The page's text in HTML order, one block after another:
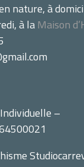
nature, à
à la Maison
–